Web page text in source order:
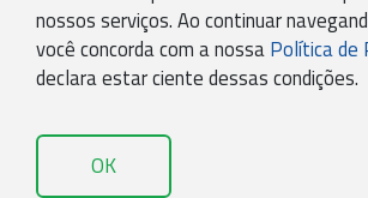
nossos serviços. Ao continuar
você concorda com a nossa Política de
declara estar ciente dessas condições.
OK
ENVIAR
+55 31 3244-4800